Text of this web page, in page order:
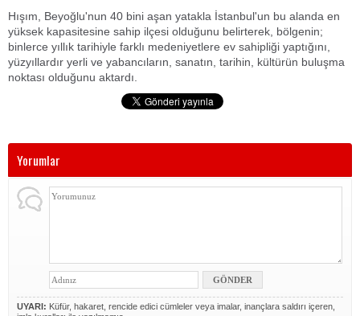
Hışım, Beyoğlu'nun 40 bini aşan yatakla İstanbul'un bu alanda en
yüksek kapasitesine sahip ilçesi olduğunu belirterek, bölgenin;
binlerce yıllık tarihiyle farklı medeniyetlere ev sahipliği yaptığını,
yüzyıllardır yerli ve yabancıların, sanatın, tarihin, kültürün buluşma
noktası olduğunu aktardı.
Yorumlar
UYARI: Küfür, hakaret, rencide edici cümleler veya imalar, inançlara saldırı içeren,